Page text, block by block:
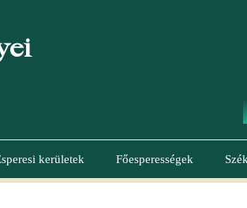
kerületek Főesperességek